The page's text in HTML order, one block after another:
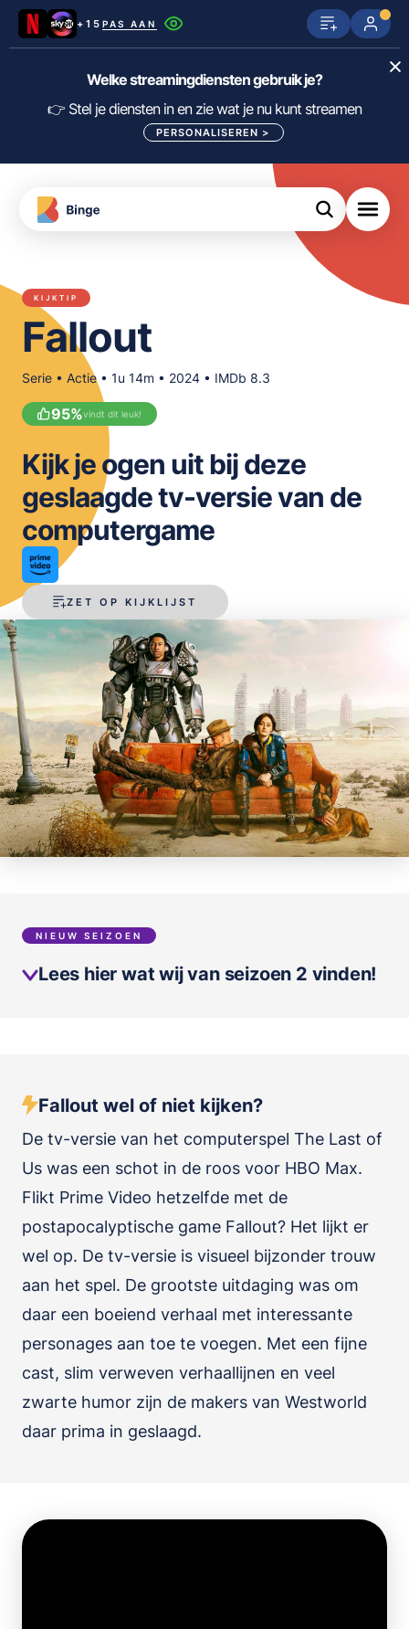
+15 PAS AAN
Netflix SkyShowtime Prime Video
Disney+ Videoland HBO Max
Viaplay Apple TV
KIJK
meJane
FILTER FILMS EN SERIES OP MIJN
ALLES/NIETS SELECTEREN
Welke streamingdiensten gebruik je?
👉 Stel je diensten in en zie wat je nu kunt streamen
PERSONALISEREN >
Download
App
KIJKTIP
Fallout
Serie • Actie • 1u 14m • 2024 • IMDb 8.3
95%vindt dit leuk!
ZET OP KIJKLIJST
Kijk je ogen uit bij deze
geslaagde tv-versie van de
computergame
NIEUW SEIZOEN
Lees hier wat wij van seizoen 2 vinden!
Fallout wel of niet kijken?
De tv-versie van het computerspel The Last of
Us was een schot in de roos voor HBO Max.
Flikt Prime Video hetzelfde met de
postapocalyptische game Fallout? Het lijkt er
wel op. De tv-versie is visueel bijzonder trouw
aan het spel. De grootste uitdaging was om
daar een boeiend verhaal met interessante
personages aan toe te voegen. Met een fijne
cast, slim verweven verhaallijnen en veel
zwarte humor zijn de makers van Westworld
daar prima in geslaagd.